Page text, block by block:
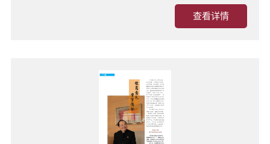
查看详情